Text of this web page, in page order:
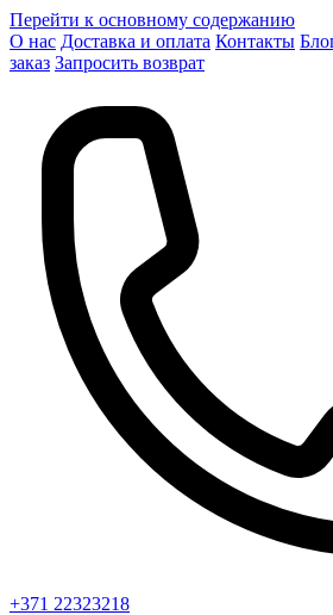
Перейти к основному содержанию
О нас Доставка и оплата Контакты
заказ Запросить возврат
+371 22323218